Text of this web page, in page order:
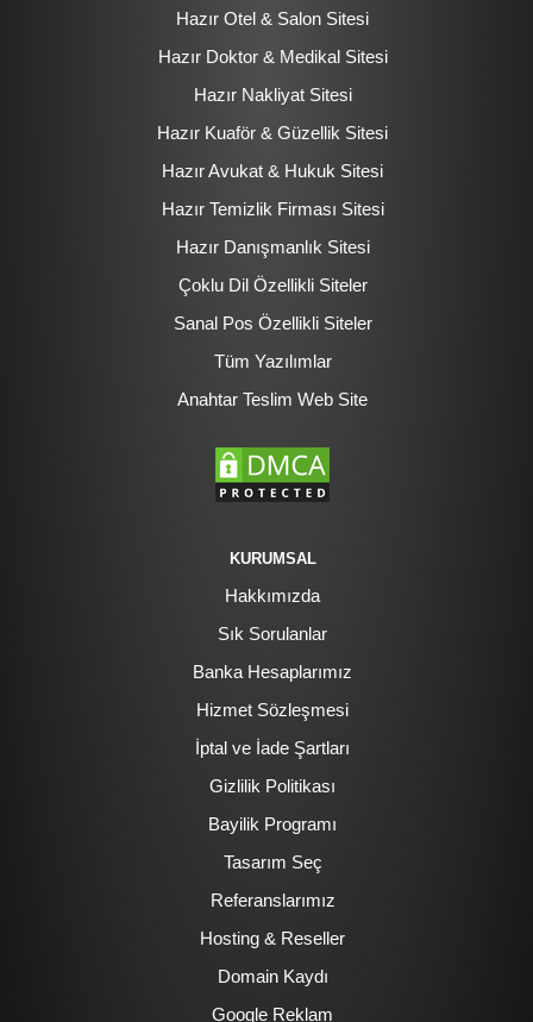
Hazır Otel & Salon Sitesi
Hazır Doktor & Medikal Sitesi
Hazır Nakliyat Sitesi
Hazır Kuaför & Güzellik Sitesi
Hazır Avukat & Hukuk Sitesi
Hazır Temizlik Firması Sitesi
Hazır Danışmanlık Sitesi
Çoklu Dil Özellikli Siteler
Sanal Pos Özellikli Siteler
Tüm Yazılımlar
Anahtar Teslim Web Site
KURUMSAL
Hakkımızda
Sık Sorulanlar
Banka Hesaplarımız
Hizmet Sözleşmesi
İptal ve İade Şartları
Gizlilik Politikası
Bayilik Programı
Tasarım Seç
Referanslarımız
Hosting & Reseller
Domain Kaydı
Google Reklam